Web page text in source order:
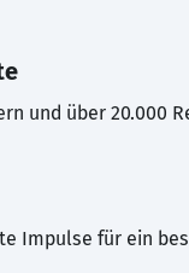
und über 20.000
Impulse für ein